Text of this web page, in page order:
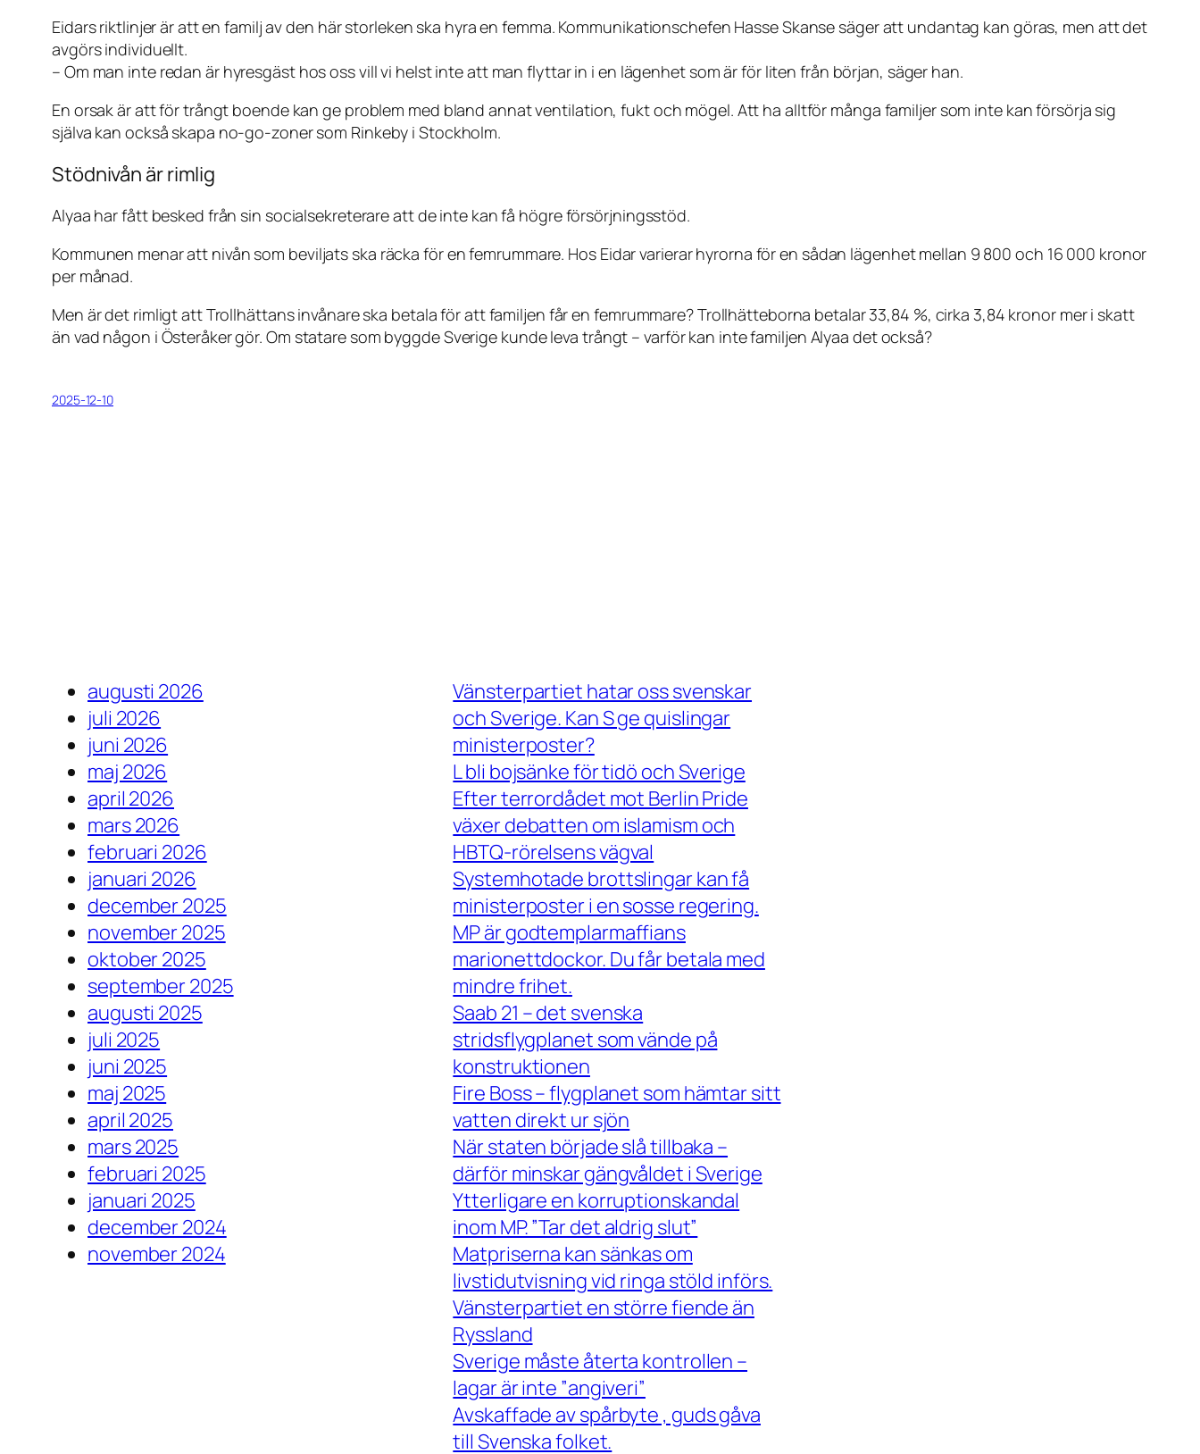
Eidars riktlinjer är att en familj av den här storleken ska hyra en femma. Kommunikationschefen Hasse Skanse säger att undantag kan göras, men att det
avgörs individuellt.
– Om man inte redan är hyresgäst hos oss vill vi helst inte att man flyttar in i en lägenhet som är för liten från början, säger han.
En orsak är att för trångt boende kan ge problem med bland annat ventilation, fukt och mögel. Att ha alltför många familjer som inte kan försörja sig
själva kan också skapa no-go-zoner som Rinkeby i Stockholm.
Stödnivån är rimlig
Alyaa har fått besked från sin socialsekreterare att de inte kan få högre försörjningsstöd.
Kommunen menar att nivån som beviljats ska räcka för en femrummare. Hos Eidar varierar hyrorna för en sådan lägenhet mellan 9 800 och 16 000 kronor
per månad.
Men är det rimligt att Trollhättans invånare ska betala för att familjen får en femrummare? Trollhätteborna betalar 33,84 %, cirka 3,84 kronor mer i skatt
än vad någon i Österåker gör. Om statare som byggde Sverige kunde leva trångt – varför kan inte familjen Alyaa det också?
2025-12-10
augusti 2026
juli 2026
juni 2026
maj 2026
april 2026
mars 2026
februari 2026
januari 2026
december 2025
november 2025
oktober 2025
september 2025
augusti 2025
juli 2025
juni 2025
maj 2025
april 2025
mars 2025
februari 2025
januari 2025
december 2024
november 2024
Vänsterpartiet hatar oss svenskar
och Sverige. Kan S ge quislingar
ministerposter?
L bli bojsänke för tidö och Sverige
Efter terrordådet mot Berlin Pride
växer debatten om islamism och
HBTQ-rörelsens vägval
Systemhotade brottslingar kan få
ministerposter i en sosse regering.
MP är godtemplarmaffians
marionettdockor. Du får betala med
mindre frihet.
Saab 21 – det svenska
stridsflygplanet som vände på
konstruktionen
Fire Boss – flygplanet som hämtar sitt
vatten direkt ur sjön
När staten började slå tillbaka –
därför minskar gängvåldet i Sverige
Ytterligare en korruptionskandal
inom MP. ”Tar det aldrig slut”
Matpriserna kan sänkas om
livstidutvisning vid ringa stöld införs.
Vänsterpartiet en större fiende än
Ryssland
Sverige måste återta kontrollen –
lagar är inte ”angiveri”
Avskaffade av spårbyte , guds gåva
till Svenska folket.